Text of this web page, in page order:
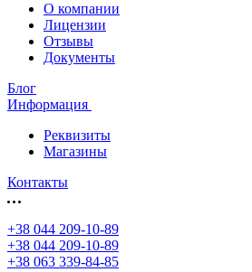
О компании
Лицензии
Отзывы
Документы
Блог
Информация
Реквизиты
Магазины
Контакты
+38 044 209-10-89
+38 044 209-10-89
+38 063 339-84-85